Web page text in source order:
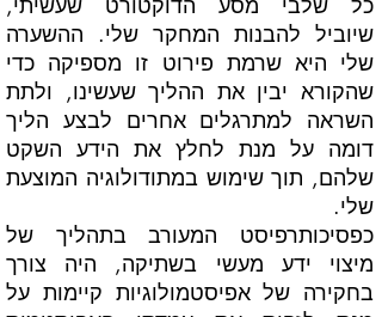
שיוביל להבנות המחקר שלי. ההשערה
שלי היא שרמת פירוט זו מספיקה כדי
שהקורא יבין את ההליך שעשינו, ולתת
השראה למתרגלים אחרים לבצע הליך
דומה על מנת לחלץ את הידע השקט
שלהם, תוך שימוש במתודולוגיה המוצעת
שלי.
כפסיכותרפיסט המעורב בתהליך של
מיצוי ידע מעשי בשתיקה, היה צורך
בחקירה של אפיסטמולוגיות קיימות על